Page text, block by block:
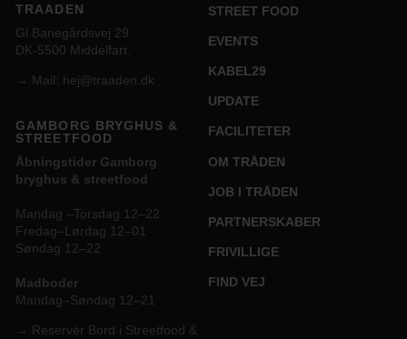
STREET FOOD
EVENTS
KABEL29
UPDATE
FACILITETER
OM TRÅDEN
JOB I TRÅDEN
PARTNERSKABER
FRIVILLIGE
FIND VEJ
TRAADEN
Gl Banegårdsvej 29
DK-5500 Middelfart.
→ Mail: hej@traaden.dk
GAMBORG BRYGHUS &
STREETFOOD
Åbningstider Gamborg
bryghus & streetfood
Mandag –Torsdag 12–22
Fredag–Lørdag 12–01
Søndag 12–22
Madboder
Mandag–Søndag 12–21
→ Reservér Bord i Streetfood &